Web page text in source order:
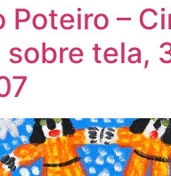
Poteiro –
sobre tela,